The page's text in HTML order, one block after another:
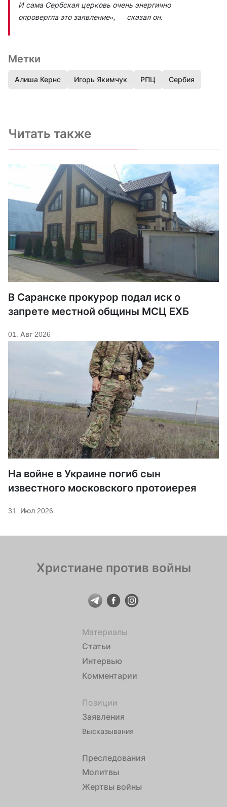
И сама Сербская церковь очень энергично
опровергла это заявление» , — сказал он.
Метки
Алиша Кернс Игорь Якимчук РПЦ Сербия
Читать также
В Саранске прокурор подал иск о
запрете местной общины МСЦ ЕХБ
01. Авг 2026
На войне в Украине погиб сын
известного московского протоиерея
31. Июл 2026
Христиане против войны
Материалы
Статьи
Интервью
Комментарии
Позиции
Заявления
Высказывания
Преследования
Молитвы
Жертвы войны